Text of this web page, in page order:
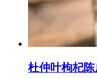
杜仲叶枸杞